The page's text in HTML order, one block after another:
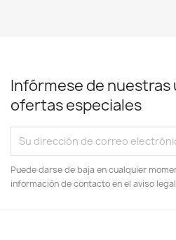
Infórmese de
ofertas especiales
Puede darse de baja en cualquier
información de contacto en el aviso